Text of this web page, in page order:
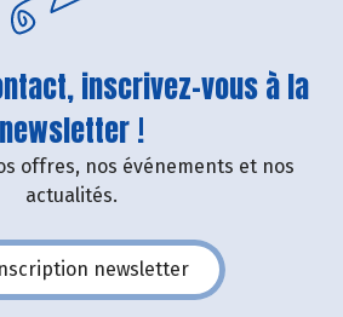
inscrivez-vous à la
newsletter !
offres, nos événements et nos
actualités.
newsletter